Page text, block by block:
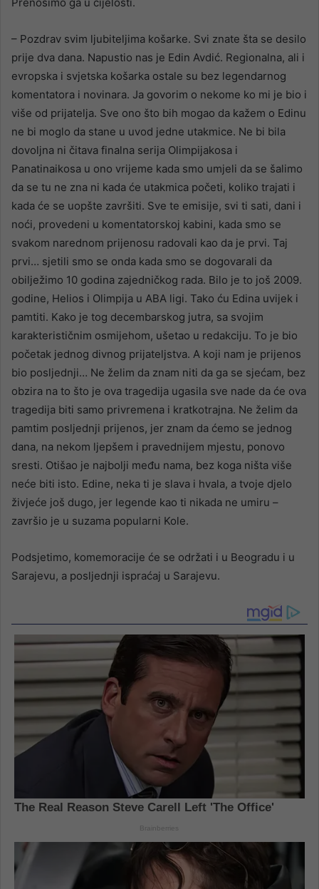
– Pozdrav svim ljubiteljima košarke. Svi znate šta se desilo
prije dva dana. Napustio nas je Edin Avdić. Regionalna, ali i
evropska i svjetska košarka ostale su bez legendarnog
komentatora i novinara. Ja govorim o nekome ko mi je bio i
više od prijatelja. Sve ono što bih mogao da kažem o Edinu
ne bi moglo da stane u uvod jedne utakmice. Ne bi bila
dovoljna ni čitava finalna serija Olimpijakosa i
Panatinaikosa u ono vrijeme kada smo umjeli da se šalimo
da se tu ne zna ni kada će utakmica početi, koliko trajati i
kada će se uopšte završiti. Sve te emisije, svi ti sati, dani i
noći, provedeni u komentatorskoj kabini, kada smo se
svakom narednom prijenosu radovali kao da je prvi. Taj
prvi… sjetili smo se onda kada smo se dogovarali da
obilježimo 10 godina zajedničkog rada. Bilo je to još 2009.
godine, Helios i Olimpija u ABA ligi. Tako ću Edina uvijek i
pamtiti. Kako je tog decembarskog jutra, sa svojim
karakterističnim osmijehom, ušetao u redakciju. To je bio
početak jednog divnog prijateljstva. A koji nam je prijenos
bio posljednji… Ne želim da znam niti da ga se sjećam, bez
obzira na to što je ova tragedija ugasila sve nade da će ova
tragedija biti samo privremena i kratkotrajna. Ne želim da
pamtim posljednji prijenos, jer znam da ćemo se jednog
dana, na nekom ljepšem i pravednijem mjestu, ponovo
sresti. Otišao je najbolji među nama, bez koga ništa više
neće biti isto. Edine, neka ti je slava i hvala, a tvoje djelo
živjeće još dugo, jer legende kao ti nikada ne umiru –
završio je u suzama popularni Kole.
Podsjetimo, komemoracije će se održati i u Beogradu i u
Sarajevu, a posljednji ispraćaj u Sarajevu.